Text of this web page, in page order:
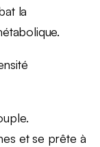
la
et se prête à